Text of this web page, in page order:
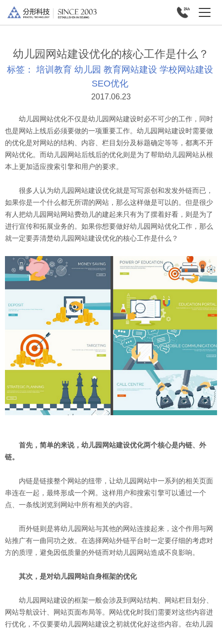
幼儿园网站建设优化的核心工作是什么？
标签： 培训教育 幼儿园 教育网站建设 学校网站建设
SEO优化
2017.06.23
幼儿园网站优化不仅是幼儿园网站建设时必不可少的工作，同时
也是网站上线后必须要做的一项重要工作。幼儿园网站建设时需要做
的优化是对网站的结构、内容、栏目划分及标题确定等等，都离不开
网站优化。而幼儿园网站后线后的优化则是为了帮助幼儿园网站从根
本上更加适应搜索引擎和用户的要求。
很多人认为幼儿园网站建设优化就是写写原创和发发外链而已，
如果你是一个什么都无所谓的网站，那么这样做是可以的。但是很少
有人把幼儿园网站网站费劲儿的建起来只有为了摆着好看，则是为了
进行宣传和拓展业务的。如果你想要做好幼儿园网站优化工作，那么
就一定要弄清楚幼儿园网站建设优化的核心工作是什么？
首先，简单的来说，幼儿园网站建设优化两个核心是内链、外
链。
内链是链接整个网站的纽带，让幼儿园网站中一系列的相关页面
串连在一起，最终形成一个网。这样用户和搜索引擎可以通过一个
点、一条线浏览到网站中所有相关的内容。
而外链则是将幼儿园网站与其他的网站连接起来，这个作用与网
站推广有一曲同功之效。在选择网站外链平台时一定要仔细的考虑对
方的质理，避免因低质量的外链而对幼儿园网站造成不良影响。
其次，是对幼儿园网站自身框架的优化
幼儿园网站建设的框架一般会涉及到网站结构、网站栏目划分、
网站导航设计、网站页面布局等。网站优化时我们需要对这些内容进
行优化，不仅要要幼儿园网站建设之初就优化好这些内容。在幼儿园